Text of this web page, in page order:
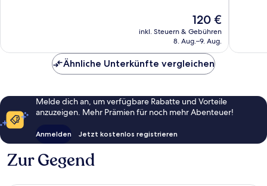
Der
Preis
beträgt
120 €
inkl. Steuern & Gebühren
8. Aug.–9. Aug.
Ähnliche Unterkünfte vergleichen
Melde dich an, um verfügbare Rabatte und Vorteile
anzuzeigen. Mehr Prämien für noch mehr Abenteuer!
Anmelden Jetzt kostenlos registrieren
Zur Gegend